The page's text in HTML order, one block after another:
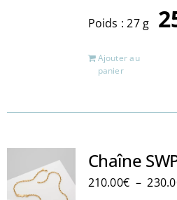
Poids : 27 g
Ajouter au
panier
Chaîne
210.00€ –